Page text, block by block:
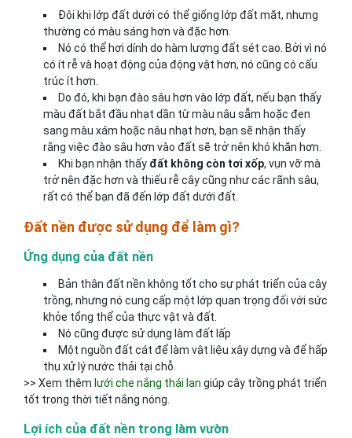
Đôi khi lớp đất dưới có thể giống lớp đất mặt, nhưng
thường có màu sáng hơn và đặc hơn.
Nó có thể hơi dính do hàm lượng đất sét cao. Bởi vì nó
có ít rễ và hoạt động của động vật hơn, nó cũng có cấu
trúc ít hơn.
Do đó, khi bạn đào sâu hơn vào lớp đất, nếu bạn thấy
màu đất bắt đầu nhạt dần từ màu nâu sẫm hoặc đen
sang màu xám hoặc nâu nhạt hơn, bạn sẽ nhận thấy
rằng việc đào sâu hơn vào đất sẽ trở nên khó khăn hơn.
Khi bạn nhận thấy đất không còn tơi xốp, vụn vỡ mà
trở nên đặc hơn và thiếu rễ cây cũng như các rãnh sâu,
rất có thể bạn đã đến lớp đất dưới đất.
Đất nền được sử dụng để làm gì?
Ứng dụng của đất nền
Bản thân đất nền không tốt cho sự phát triển của cây
trồng, nhưng nó cung cấp một lớp quan trọng đối với sức
khỏe tổng thể của thực vật và đất.
Nó cũng được sử dụng làm đất lấp
Một nguồn đất cát để làm vật liệu xây dựng và để hấp
thụ xử lý nước thải tại chỗ.
>> Xem thêm lưới che nắng thái lan giúp cây trồng phát triển
tốt trong thời tiết nắng nóng.
Lợi ích của đất nền trong làm vườn